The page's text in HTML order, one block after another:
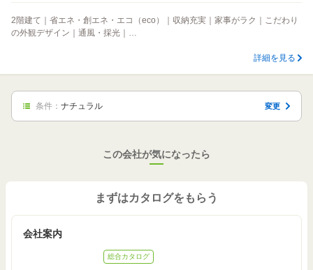
2階建て｜省エネ・創エネ・エコ（eco）｜収納充実｜家事がラク｜こだわり
の外観デザイン｜通風・採光｜…
詳細を見る
条件： ナチュラル 変更
この会社が気になったら
まずはカタログをもらう
会社案内
総合カタログ